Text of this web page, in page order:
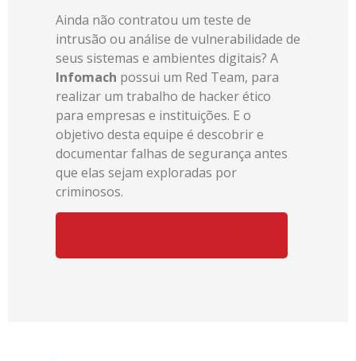
Ainda não contratou um teste de
intrusão ou análise de vulnerabilidade de
seus sistemas e ambientes digitais? A
Infomach possui um Red Team, para
realizar um trabalho de hacker ético
para empresas e instituições. E o
objetivo desta equipe é descobrir e
documentar falhas de segurança antes
que elas sejam exploradas por
criminosos.